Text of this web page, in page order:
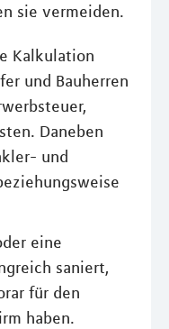
sie vermeiden.
Kalkulation
und Bauherren
Daneben
und
eine
saniert,
für den
haben.